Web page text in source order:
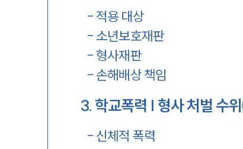
- 적용 대상
- 소년보호재판
-형사재판
- 손해배상 책임
3.학교폭력 | 형사 처벌 수위
- 신체적 폭력